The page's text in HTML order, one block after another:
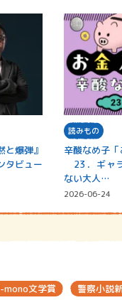
と爆弾』
タビュー
読みもの
辛酸なめ子「
23．ギャ
ない大人…
2026-06-24
mono文学賞
警察小説